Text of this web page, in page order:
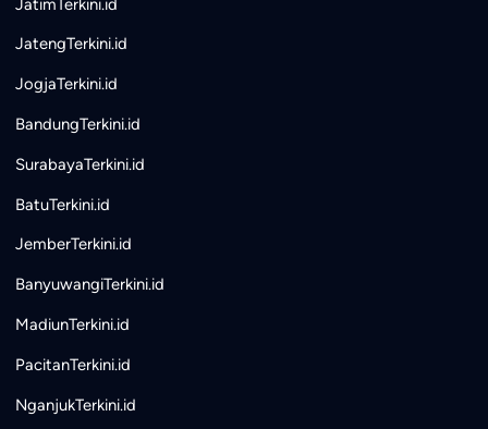
JatengTerkini.id
JogjaTerkini.id
BandungTerkini.id
SurabayaTerkini.id
BatuTerkini.id
JemberTerkini.id
BanyuwangiTerkini.id
MadiunTerkini.id
PacitanTerkini.id
NganjukTerkini.id